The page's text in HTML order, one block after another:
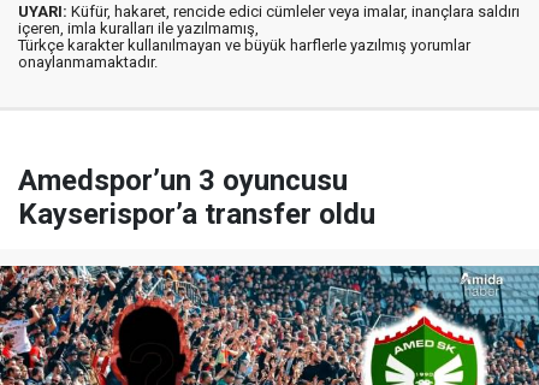
UYARI: Küfür, hakaret, rencide edici cümleler veya imalar, inançlara saldırı
içeren, imla kuralları ile yazılmamış,
Türkçe karakter kullanılmayan ve büyük harflerle yazılmış yorumlar
onaylanmamaktadır.
Amedspor’un 3 oyuncusu
Kayserispor’a transfer oldu